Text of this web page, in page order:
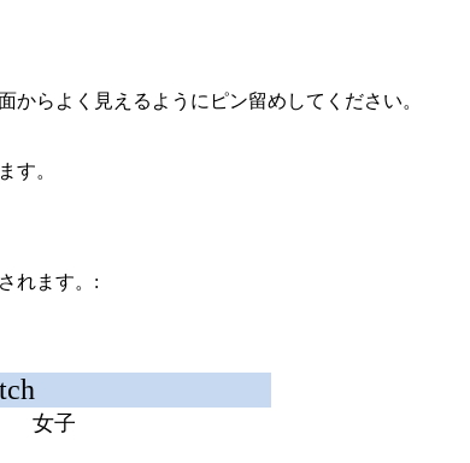
らよく見えるようにピン留めしてください。
す。
れます。:
女子